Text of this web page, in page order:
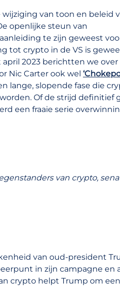
van toon en beleid
openlijke steun van
te zijn geweest
crypto in de VS is
april 2023 berichtten we
Nic Carter ook wel
lange, slopende fase die
Of de strijd definitief
een fraaie serie
van crypto,
van oud-president
in zijn campagne en
crypto helpt Trump om